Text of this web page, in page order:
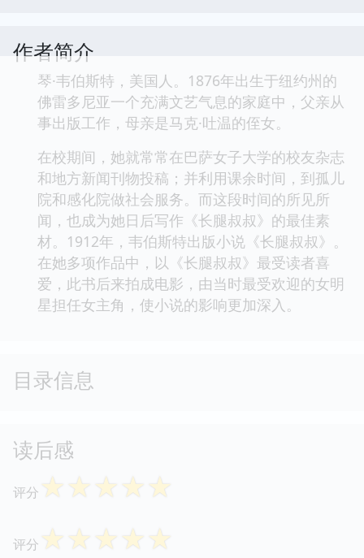
作者简介
琴·韦伯斯特，美国人。1876年出生于纽约州的
佛雷多尼亚一个充满文艺气息的家庭中，父亲从
事出版工作，母亲是马克·吐温的侄女。
在校期间，她就常常在巴萨女子大学的校友杂志
和地方新闻刊物投稿；并利用课余时间，到孤儿
院和感化院做社会服务。而这段时间的所见所
闻，也成为她日后写作《长腿叔叔》的最佳素
材。1912年，韦伯斯特出版小说《长腿叔叔》。
在她多项作品中，以《长腿叔叔》最受读者喜
爱，此书后来拍成电影，由当时最受欢迎的女明
星担任女主角，使小说的影响更加深入。
目录信息
读后感
评分 ☆☆☆☆☆
评分 ☆☆☆☆☆